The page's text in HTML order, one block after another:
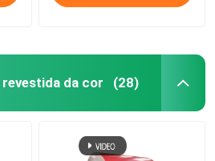
revestida da cor (28)